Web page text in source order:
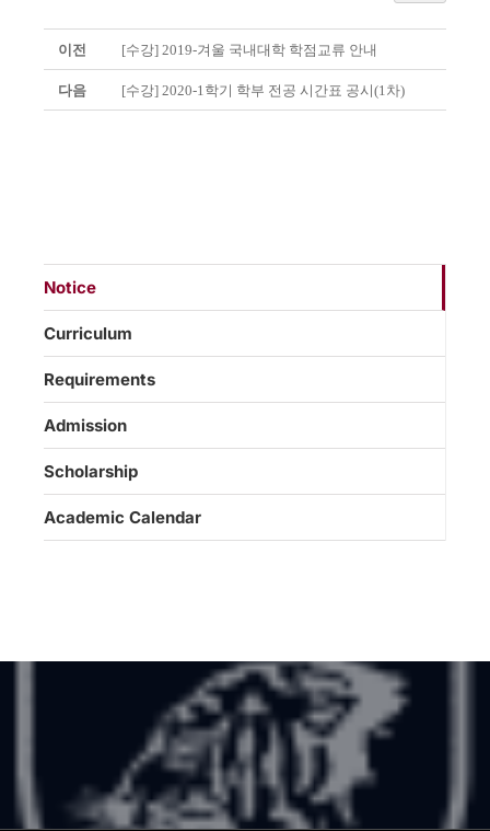
이전 [수강] 2019-겨울 국내대학 학점교류 안내
다음 [수강] 2020-1학기 학부 전공 시간표 공시(1차)
Notice
Curriculum
Requirements
Admission
Scholarship
Academic Calendar